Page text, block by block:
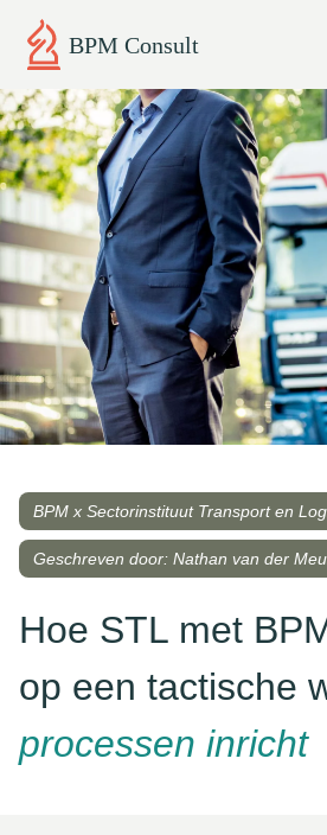
BPM Consult
BPM x Sectorinstituut Transport en
Geschreven door: Nathan van der
Hoe STL met
op een tactische
processen inricht